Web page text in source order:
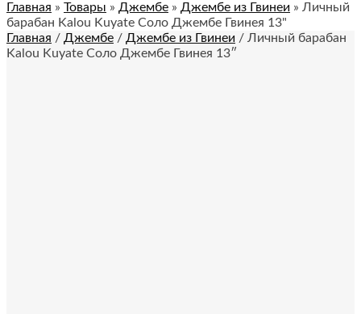
Главная » Товары » Джембе » Джембе из Гвинеи » Личный
барабан Kalou Kuyate Соло Джембе Гвинея 13"
Главная / Джембе / Джембе из Гвинеи / Личный барабан
Kalou Kuyate Соло Джембе Гвинея 13″